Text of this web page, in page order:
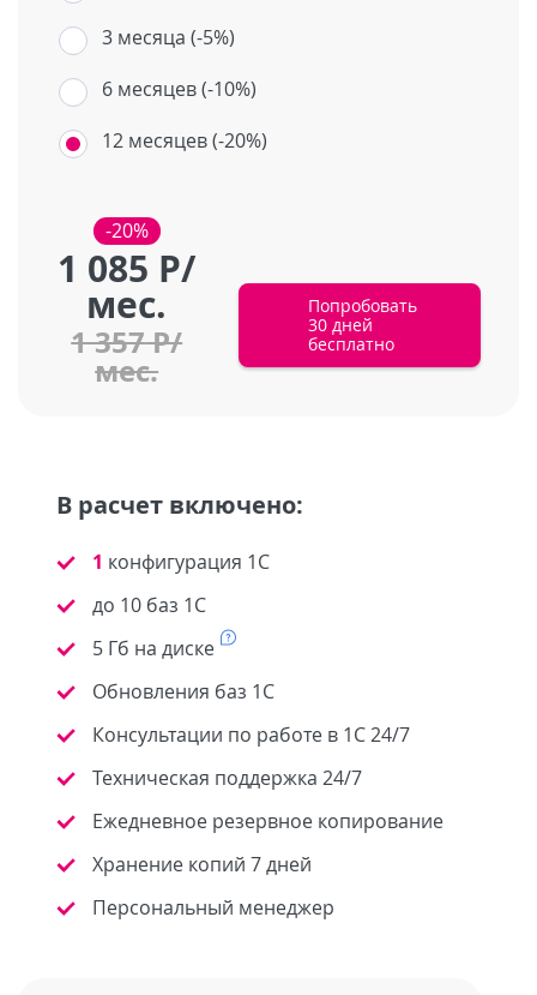
3 месяца (-5%)
6 месяцев (-10%)
12 месяцев (-20%)
-20%
1 085 Р/
мес.
1 357Р/
мес.
Попробовать
30 дней
бесплатно
В расчет включено:
1 конфигурация 1С
до 10 баз 1С
5 Гб на диске
Обновления баз 1С
Консультации по работе в 1С 24/7
Техническая поддержка 24/7
Ежедневное резервное копирование
Хранение копий 7 дней
Персональный менеджер